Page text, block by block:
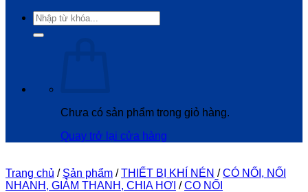
Tìm
kiếm:
Chưa có sản phẩm trong giỏ hàng.
Quay trở lại cửa hàng
Trang chủ / Sản phẩm / THIẾT BỊ KHÍ NÉN / CÓ NỐI, NỐI
NHANH, GIẢM THANH, CHIA HƠI / CO NỐI